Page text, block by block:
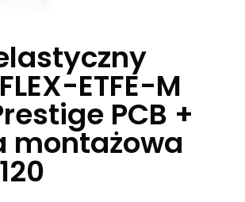
ETFE-M
PCB +
montażowa